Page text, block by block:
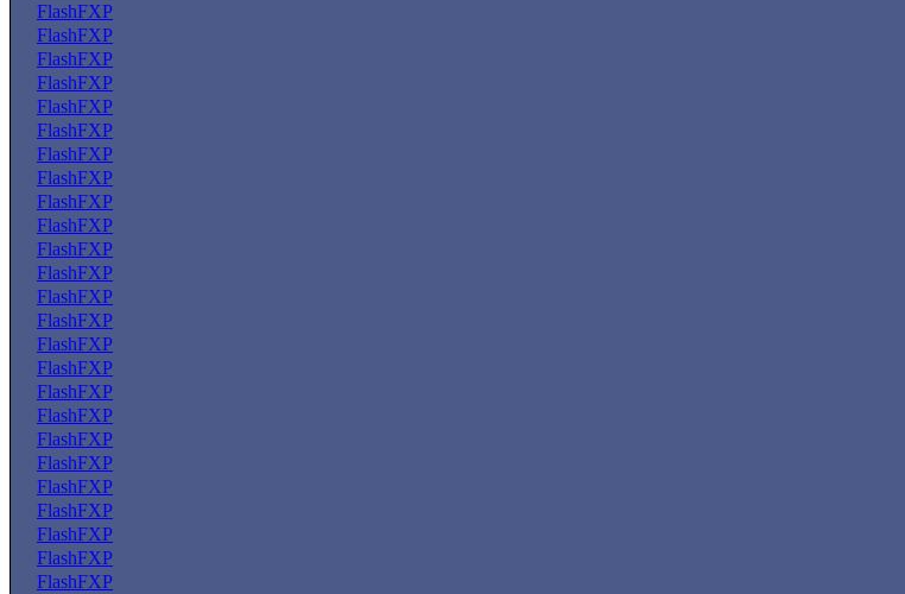
FlashFXP
FlashFXP
FlashFXP
FlashFXP
FlashFXP
FlashFXP
FlashFXP
FlashFXP
FlashFXP
FlashFXP
FlashFXP
FlashFXP
FlashFXP
FlashFXP
FlashFXP
FlashFXP
FlashFXP
FlashFXP
FlashFXP
FlashFXP
FlashFXP
FlashFXP
FlashFXP
FlashFXP
FlashFXP